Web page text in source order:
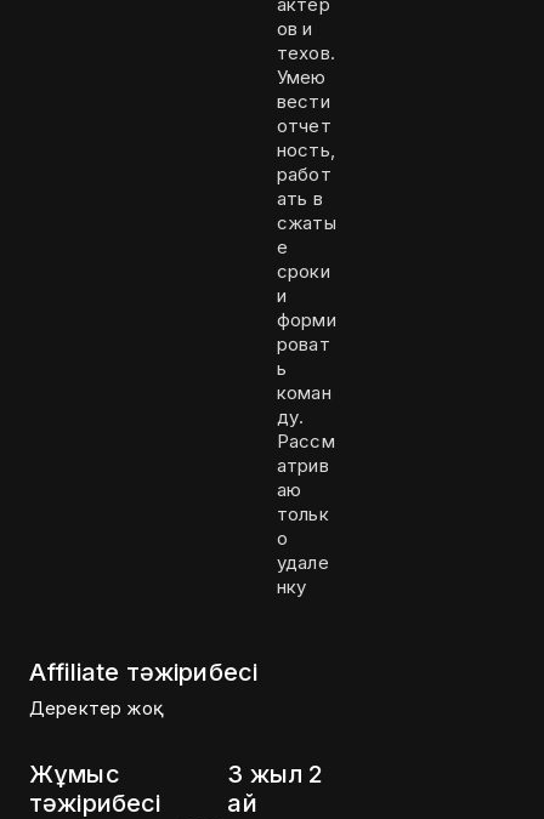
ов и
техов.
Умею
вести
отчет
ность,
работ
ать в
сжаты
е
сроки
и
форми
роват
ь
коман
ду.
Рассм
атрив
аю
тольк
о
удале
нку
Affiliate тәжірибесі
Деректер жоқ
Жұмыс
тәжірибесі
3 жыл 2
ай